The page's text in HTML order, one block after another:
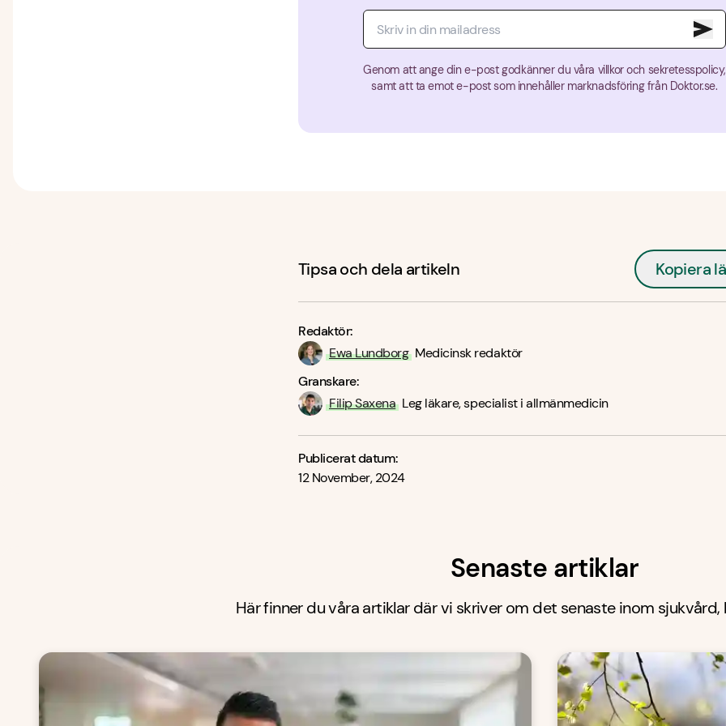
Genom att ange din e-post godkänner du våra villkor och sekretesspolicy,
samt att ta emot e-post som innehåller marknadsföring från Doktor.se.
Tipsa och dela artikeln Kopiera
Redaktör:
Ewa Lundborg Medicinsk redaktör
Granskare:
Filip Saxena Leg läkare, specialist i allmänmedicin
Publicerat datum:
12 November, 2024
Senaste artiklar
Här finner du våra artiklar där vi skriver om det senaste inom